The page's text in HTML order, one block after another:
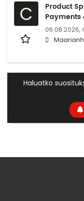
C
Product
Payments
06.08.2026,
Haluatko